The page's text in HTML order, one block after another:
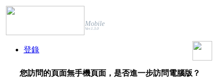
Mobile
Ver.1.3.0
登錄
您訪問的頁面無手機頁面，是否進一步訪問電腦版？